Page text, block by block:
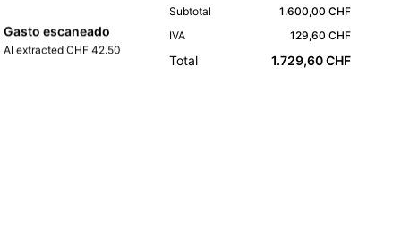
Subtotal
1.600,00 CHF
IVA
129,60 CHF
Total 1.729,60 CHF
Gasto escaneado
AI extracted CHF 42.50